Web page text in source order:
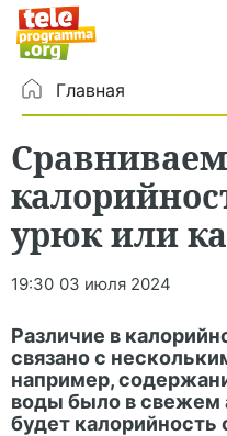
Главная
Сравниваем
урюк или
19:30 03 июля 2024
Различие в
связано с
например,
воды было в свежем
будет калорийность